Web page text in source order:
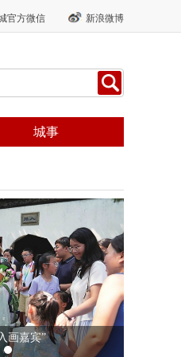
官方微信 新浪微博
城事